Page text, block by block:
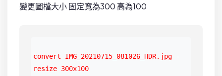
變更圖檔大小 固定寬為300 高為100
convert IMG_20210715_081026_HDR.jpg -
resize 300x100